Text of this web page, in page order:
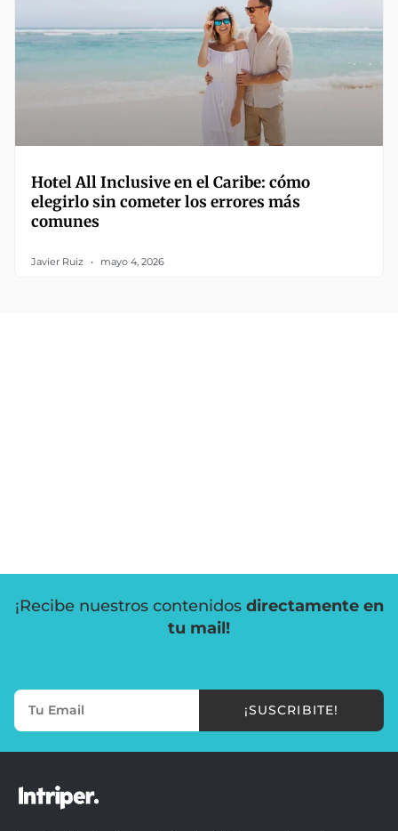
Hotel All Inclusive en el Caribe: cómo
elegirlo sin cometer los errores más
comunes
Javier Ruiz mayo 4, 2026
¡Recibe nuestros contenidos directamente en
tu mail!
¡SUSCRIBITE!